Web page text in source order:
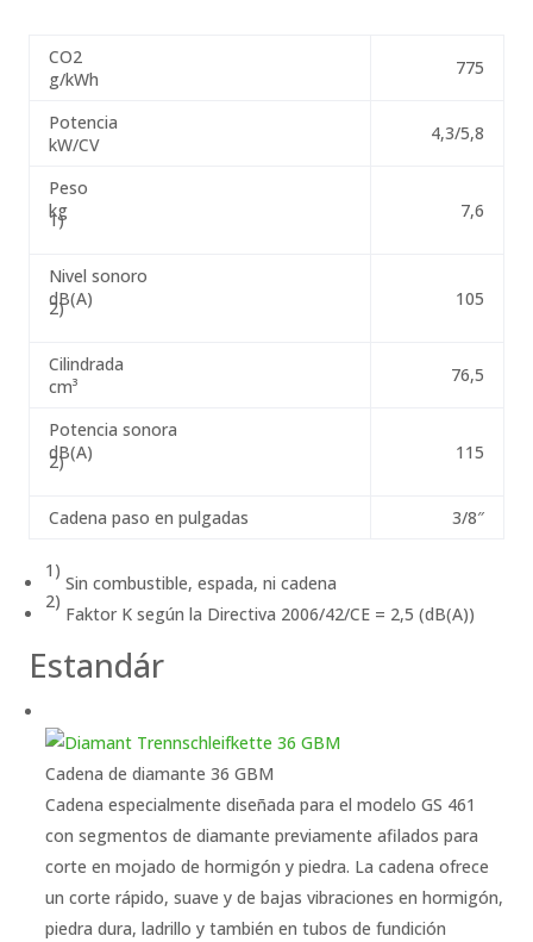
CO2
g/kWh
775
Potencia
kW/CV
4,3/5,8
Peso
kg
1) 7,6
Nivel sonoro
dB(A)
2) 105
Cilindrada
cm³
76,5
Potencia sonora
dB(A)
2) 115
Cadena paso en pulgadas 3/8″
1)
Sin combustible, espada, ni cadena
2)
Faktor K según la Directiva 2006/42/CE = 2,5 (dB(A))
Estandár
Cadena de diamante 36 GBM
Cadena especialmente diseñada para el modelo GS 461
con segmentos de diamante previamente afilados para
corte en mojado de hormigón y piedra. La cadena ofrece
un corte rápido, suave y de bajas vibraciones en hormigón,
piedra dura, ladrillo y también en tubos de fundición